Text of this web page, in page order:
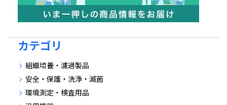
カテゴリ
組織培養・濾過製品
安全・保護・洗浄・滅菌
環境測定・検査用品